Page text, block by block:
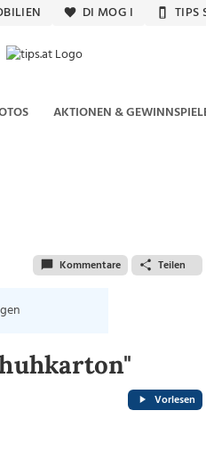
DI MOG I TIPS
AKTIONEN &
Kommentare Teilen
Vorlesen